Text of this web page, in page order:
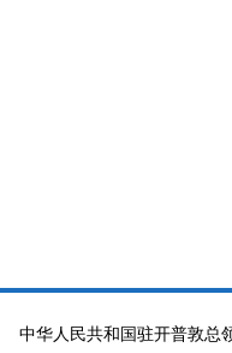
中华人民共和国驻开普敦总